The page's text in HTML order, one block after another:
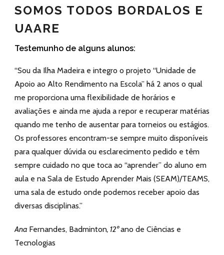
SOMOS TODOS BORDALOS E
UAARE
Testemunho de alguns alunos:
“Sou da Ilha Madeira e integro o projeto “Unidade de
Apoio ao Alto Rendimento na Escola” há 2 anos o qual
me proporciona uma flexibilidade de horários e
avaliações e ainda me ajuda a repor e recuperar matérias
quando me tenho de ausentar para torneios ou estágios.
Os professores encontram-se sempre muito disponíveis
para qualquer dúvida ou esclarecimento pedido e têm
sempre cuidado no que toca ao “aprender” do aluno em
aula e na Sala de Estudo Aprender Mais (SEAM)/TEAMS,
uma sala de estudo onde podemos receber apoio das
diversas disciplinas.”
Ana Fernandes, Badminton, 12ºano de Ciências e
Tecnologias